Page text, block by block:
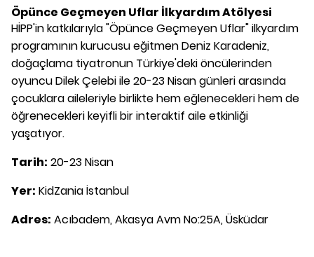
Öpünce Geçmeyen Uflar İlkyardım Atölyesi
HİPP'in katkılarıyla "Öpünce Geçmeyen Uflar" ilkyardım
programının kurucusu eğitmen Deniz Karadeniz,
doğaçlama tiyatronun Türkiye'deki öncülerinden
oyuncu Dilek Çelebi ile 20-23 Nisan günleri arasında
çocuklara aileleriyle birlikte hem eğlenecekleri hem de
öğrenecekleri keyifli bir interaktif aile etkinliği
yaşatıyor.
Tarih: 20-23 Nisan
Yer: KidZania İstanbul
Adres: Acıbadem, Akasya Avm No:25A, Üsküdar